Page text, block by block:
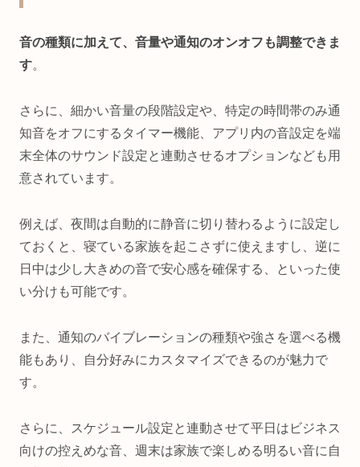
音の種類に加えて、音量や通知のオンオフも調整できま
す。
さらに、細かい音量の段階設定や、特定の時間帯のみ通
知音をオフにするタイマー機能、アプリ内の音設定を端
末全体のサウンド設定と連動させるオプションなども用
意されています。
例えば、夜間は自動的に静音に切り替わるように設定し
ておくと、寝ている家族を起こさずに使えますし、逆に
日中は少し大きめの音で安心感を確保する、といった使
い分けも可能です。
また、通知のバイブレーションの種類や強さを選べる機
能もあり、自分好みにカスタマイズできるのが魅力で
す。
さらに、スケジュール設定と連動させて平日はビジネス
向けの控えめな音、週末は家族で楽しめる明るい音に自